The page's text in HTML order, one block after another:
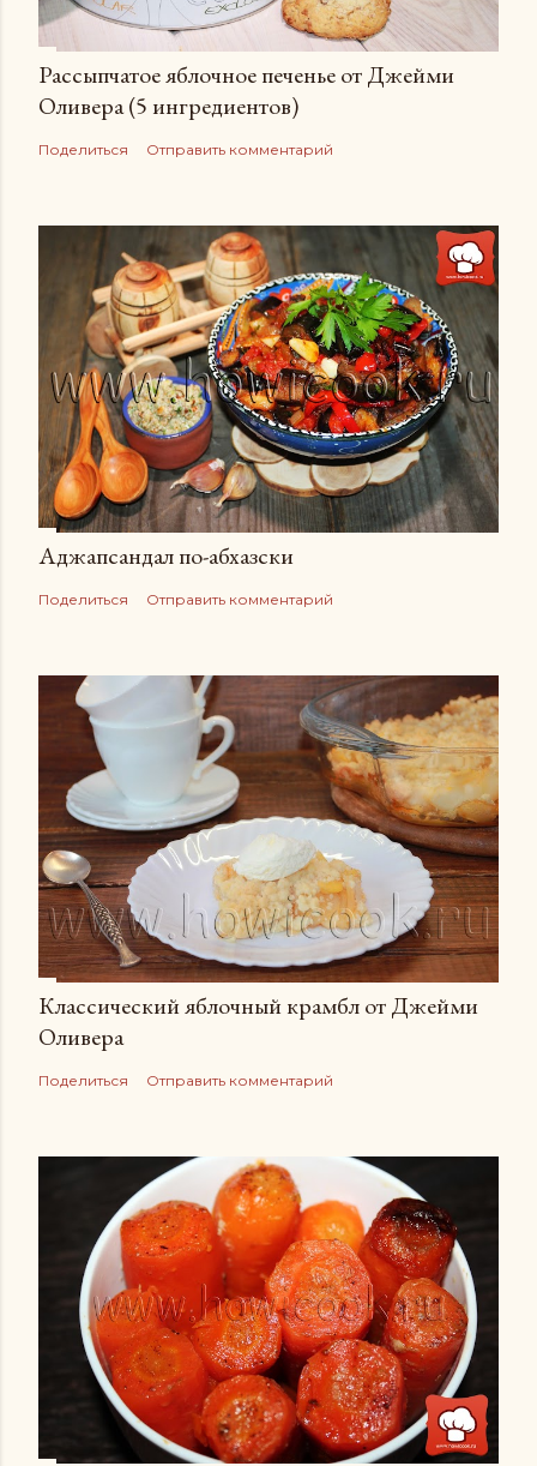
Рассыпчатое яблочное печенье от Джейми
Оливера (5 ингредиентов)
Поделиться Отправить комментарий
Аджапсандал по-абхазски
Поделиться Отправить комментарий
Классический яблочный крамбл от Джейми
Оливера
Поделиться Отправить комментарий